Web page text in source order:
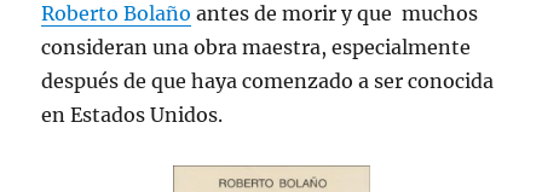
Roberto Bolaño antes de morir y que muchos
consideran una obra maestra, especialmente
después de que haya comenzado a ser conocida
en Estados Unidos.